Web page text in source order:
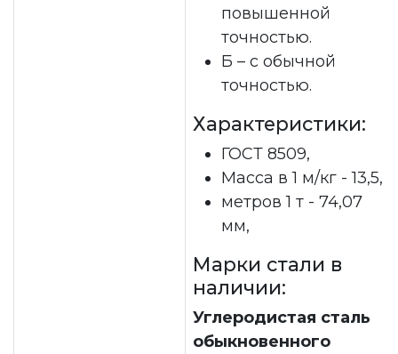
повышенной
точностью.
Б – с обычной
точностью.
Характеристики:
ГОСТ 8509,
Масса в 1 м/кг - 13,5,
метров 1 т - 74,07
мм,
Марки стали в
наличии:
Углеродистая сталь
обыкновенного